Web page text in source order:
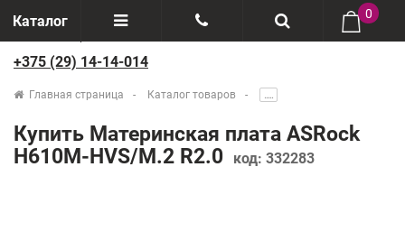
Каталог
Отзывы
Производители
+375(29) 888-44-44
0
+375 (29) 14-14-014
Главная страница Каталог товаров .....
Купить Материнская плата ASRock
H610M-HVS/M.2 R2.0
код: 332283